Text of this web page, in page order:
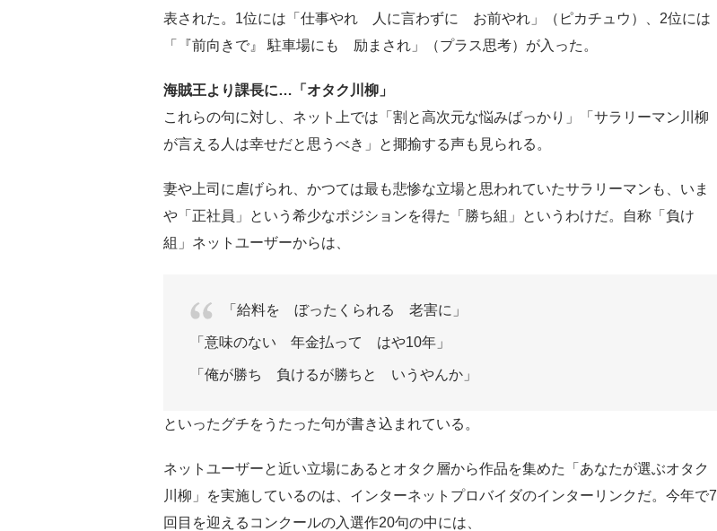
表された。1位には「仕事やれ 人に言わずに お前やれ」（ピカチュウ）、2位には
「『前向きで』 駐車場にも 励まされ」（プラス思考）が入った。
海賊王より課長に…「オタク川柳」
これらの句に対し、ネット上では「割と高次元な悩みばっかり」「サラリーマン川柳
が言える人は幸せだと思うべき」と揶揄する声も見られる。
妻や上司に虐げられ、かつては最も悲惨な立場と思われていたサラリーマンも、いま
や「正社員」という希少なポジションを得た「勝ち組」というわけだ。自称「負け
組」ネットユーザーからは、
「給料を ぼったくられる 老害に」
「意味のない 年金払って はや10年」
「俺が勝ち 負けるが勝ちと いうやんか」
といったグチをうたった句が書き込まれている。
ネットユーザーと近い立場にあるとオタク層から作品を集めた「あなたが選ぶオタク
川柳」を実施しているのは、インターネットプロバイダのインターリンクだ。今年で7
回目を迎えるコンクールの入選作20句の中には、